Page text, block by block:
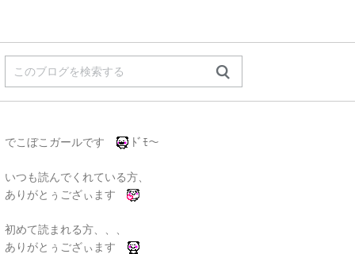
でこぼこガールです ﾄﾞﾓ～
いつも読んでくれている方、
ありがとぅござぃます
初めて読まれる方、、、
ありがとぅござぃます